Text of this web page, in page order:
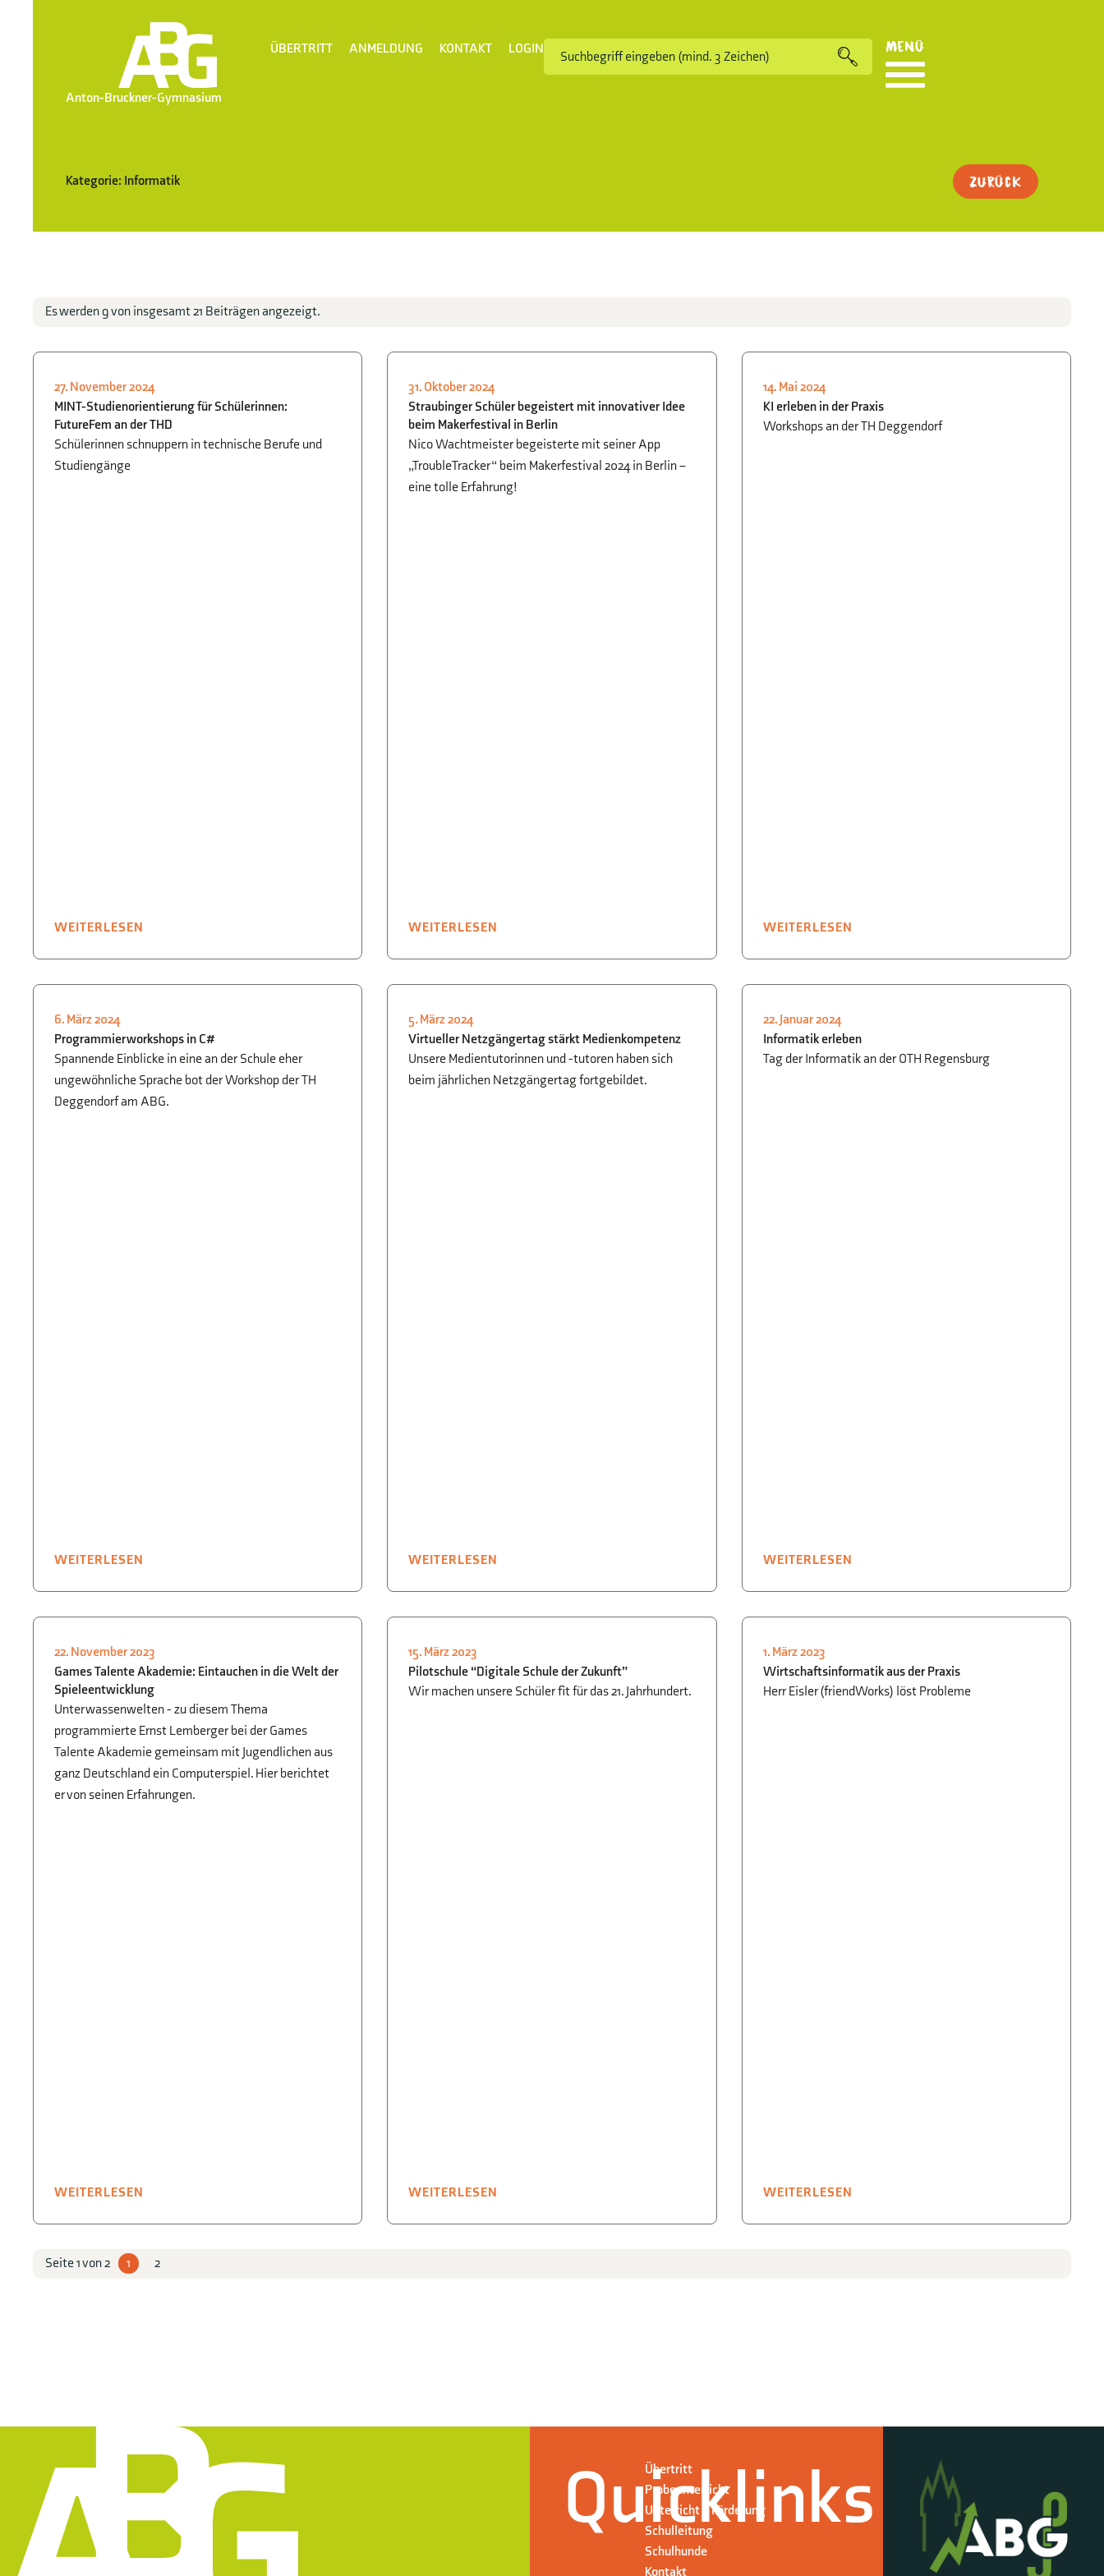
Anton-Bruckner-Gymnasium
ÜBERTRITT ANMELDUNG KONTAKT LOGIN Menü
Kategorie: Informatik Zurück
Es werden 9 von insgesamt 21 Beiträgen angezeigt.
INFORMATIK,
BERUFSORIENTIERUNG
27. November 2024
MINT-Studienorientierung für Schülerinnen:
FutureFem an der THD
Schülerinnen schnuppern in technische Berufe und
Studiengänge
WEITERLESEN
SMV,INFORMATIK
31. Oktober 2024
Straubinger Schüler begeistert mit innovativer Idee
beim Makerfestival in Berlin
Nico Wachtmeister begeisterte mit seiner App
„TroubleTracker“ beim Makerfestival 2024 in Berlin –
eine tolle Erfahrung!
WEITERLESEN
AUSFLÜGE
WWG
14. Mai 2024
KI erleben in der Praxis
Workshops an der TH Deggendorf
WEITERLESEN
INFORMATIK
6. März 2024
Programmierworkshops in C#
Spannende Einblicke in eine an der Schule eher
ungewöhnliche Sprache bot der Workshop der TH
Deggendorf am ABG.
WEITERLESEN
INFORMATIK
5. März 2024
Virtueller Netzgängertag stärkt Medienkompetenz
Unsere Medientutorinnen und -tutoren haben sich
beim jährlichen Netzgängertag fortgebildet.
WEITERLESEN
INFORMATIK
22. Januar 2024
Informatik erleben
Tag der Informatik an der OTH Regensburg
WEITERLESEN
INFORMATIK,
WAHLUNTERRICHT
22. November 2023
Games Talente Akademie: Eintauchen in die Welt der
Spieleentwicklung
Unterwassenwelten - zu diesem Thema
programmierte Ernst Lemberger bei der Games
Talente Akademie gemeinsam mit Jugendlichen aus
ganz Deutschland ein Computerspiel. Hier berichtet
er von seinen Erfahrungen.
WEITERLESEN
BIOLOGIE
MATHEMATIK,NATUR + TECHNIK
15. März 2023
Pilotschule “Digitale Schule der Zukunft”
Wir machen unsere Schüler fit für das 21. Jahrhundert.
WEITERLESEN
INFORMATIK
WIRTSCHAFT,WWG
1. März 2023
Wirtschaftsinformatik aus der Praxis
Herr Eisler (friendWorks) löst Probleme
WEITERLESEN
Seite 1 von 2 1 2
Quicklinks
Übertritt
Probeunterricht
Unterricht + Förderung
Schulleitung
Schulhunde
Kontakt